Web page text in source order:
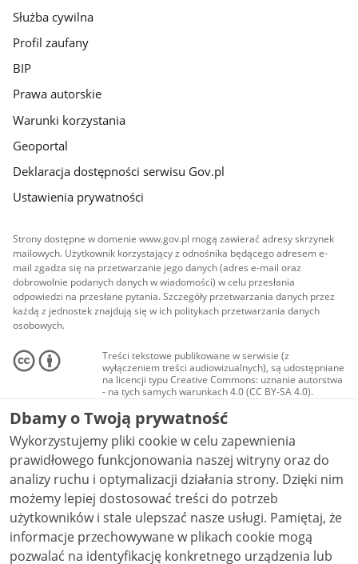
Służba cywilna
Profil zaufany
BIP
Prawa autorskie
Warunki korzystania
Geoportal
Deklaracja dostępności serwisu Gov.pl
Ustawienia prywatności
Strony dostępne w domenie www.gov.pl mogą zawierać adresy skrzynek
mailowych. Użytkownik korzystający z odnośnika będącego adresem e-
mail zgadza się na przetwarzanie jego danych (adres e-mail oraz
dobrowolnie podanych danych w wiadomości) w celu przesłania
odpowiedzi na przesłane pytania. Szczegóły przetwarzania danych przez
każdą z jednostek znajdują się w ich politykach przetwarzania danych
osobowych.
Treści tekstowe publikowane w serwisie (z
wyłączeniem treści audiowizualnych), są udostępniane
na licencji typu Creative Commons: uznanie autorstwa
- na tych samych warunkach 4.0 (CC BY-SA 4.0).
Materiały audiowizualne, w tym zdjęcia, materiały
audio i wideo, są udostępniane na licencji typu
Creative Commons: uznanie autorstwa użycie
niekomercyjne - bez utworów zależnych 4.0 (CC BY-
NC-ND 4.0), o ile nie jest to stwierdzone inaczej.
Dbamy o Twoją prywatność
Wykorzystujemy pliki cookie w celu zapewnienia
prawidłowego funkcjonowania naszej witryny oraz do
analizy ruchu i optymalizacji działania strony. Dzięki nim
możemy lepiej dostosować treści do potrzeb
użytkowników i stale ulepszać nasze usługi. Pamiętaj, że
informacje przechowywane w plikach cookie mogą
pozwalać na identyfikację konkretnego urządzenia lub